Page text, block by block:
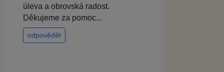
úleva a obrovská radost.
Děkujeme za pomoc...
odpovědět